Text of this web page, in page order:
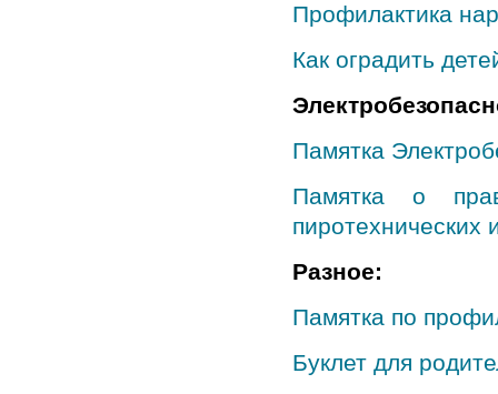
Профилактика
Как оградить
Памятка
Памятка о
пиротехнических
Разное:
Памятка по
Буклет для